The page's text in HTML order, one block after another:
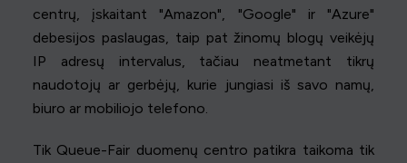
centrų, įskaitant "Amazon", "Google" ir "Azure"
debesijos paslaugas, taip pat žinomų blogų veikėjų
IP adresų intervalus, tačiau neatmetant tikrų
naudotojų ar gerbėjų, kurie jungiasi iš savo namų,
biuro ar mobiliojo telefono.
Tik Queue-Fair duomenų centro patikra taikoma tik